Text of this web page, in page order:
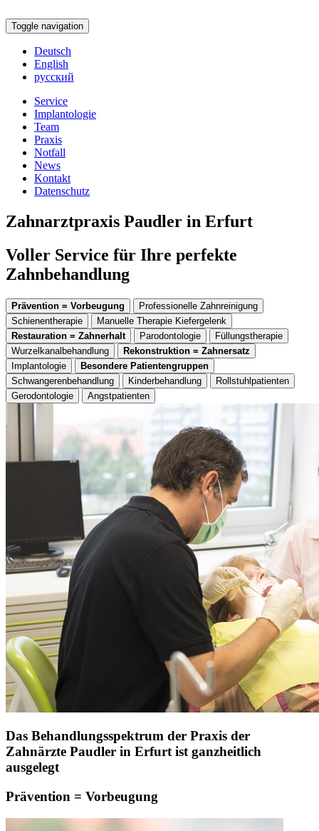
Toggle navigation
Deutsch
English
русский
Service
Implantologie
Team
Praxis
Notfall
News
Kontakt
Datenschutz
Zahnarztpraxis Paudler in Erfurt
Voller Service für Ihre perfekte
Zahnbehandlung
Prävention = Vorbeugung
Professionelle Zahnreinigung
Schienentherapie
Manuelle Therapie Kiefergelenk
Restauration = Zahnerhalt
Parodontologie
Füllungstherapie
Wurzelkanalbehandlung
Rekonstruktion = Zahnersatz
Implantologie
Besondere Patientengruppen
Schwangerenbehandlung
Kinderbehandlung
Rollstuhlpatienten
Gerodontologie
Angstpatienten
Das Behandlungsspektrum der Praxis der
Zahnärzte Paudler in Erfurt ist ganzheitlich
ausgelegt
Prävention = Vorbeugung